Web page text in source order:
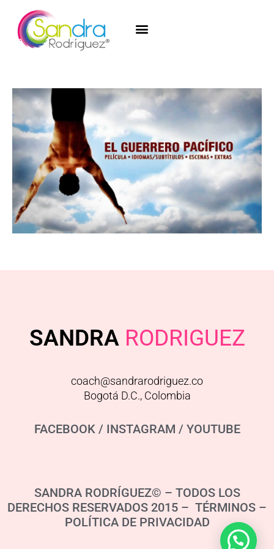
SANDRA RODRIGUEZ
coach@sandrarodriguez.co
Bogotá D.C., Colombia
FACEBOOK/ INSTAGRAM / YOUTUBE
SANDRA RODRÍGUEZ© – TODOS LOS
DERECHOS RESERVADOS 2015 – TÉRMINOS –
POLÍTICA DE PRIVACIDAD